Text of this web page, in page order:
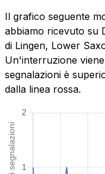
Il grafico seguente
abbiamo ricevuto su
di Lingen, Lower
Un'interruzione
segnalazioni è
dalla linea rossa.